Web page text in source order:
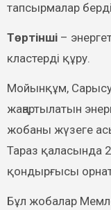
тапсырмалар
Төртінші –
кластерді құру.
Мойынқұм,
жаңартылатын
жобаны жүзеге
Тараз қаласында
қондырғысы
Бұл жобалар